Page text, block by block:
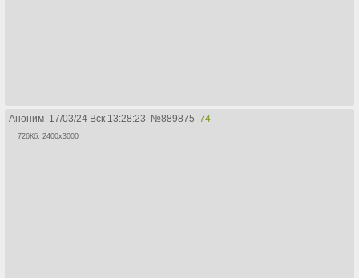
Аноним 17/03/24 Вск 13:28:23 №889875 74
726Кб, 2400x3000